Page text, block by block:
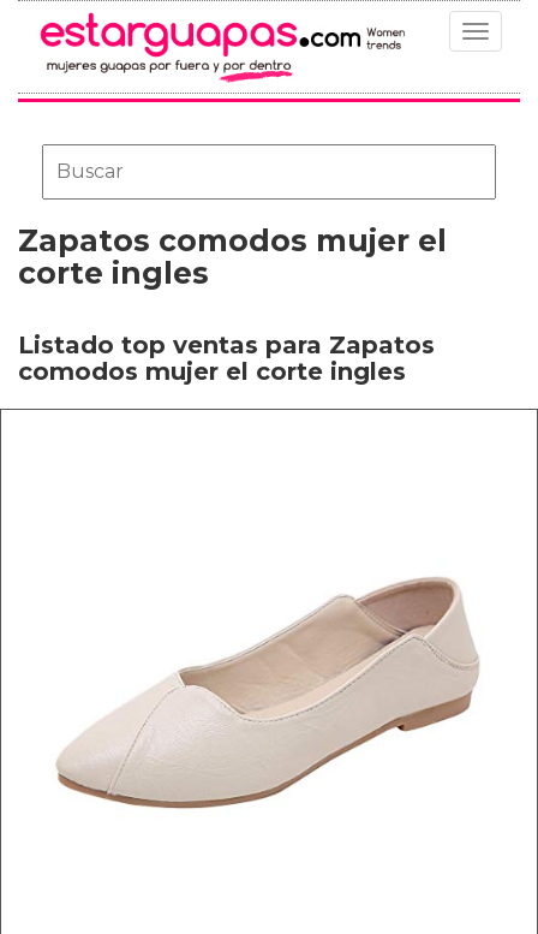
Toggle
Zapatos comodos mujer el
corte ingles
Listado top ventas para Zapatos
comodos mujer el corte ingles